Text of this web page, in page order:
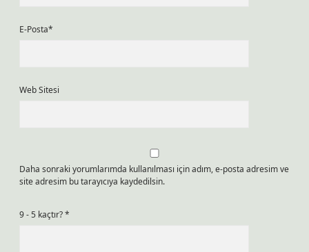
E-Posta*
Web Sitesi
Daha sonraki yorumlarımda kullanılması için adım, e-posta adresim ve
site adresim bu tarayıcıya kaydedilsin.
9 - 5 kaçtır?*